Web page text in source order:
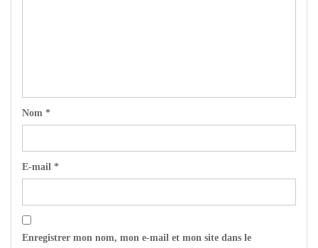
Nom *
E-mail *
Enregistrer mon nom, mon e-mail et mon site dans le